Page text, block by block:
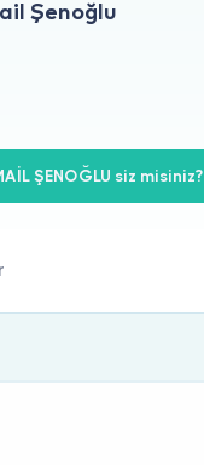
Şenoğlu
ŞENOĞLU siz misiniz?